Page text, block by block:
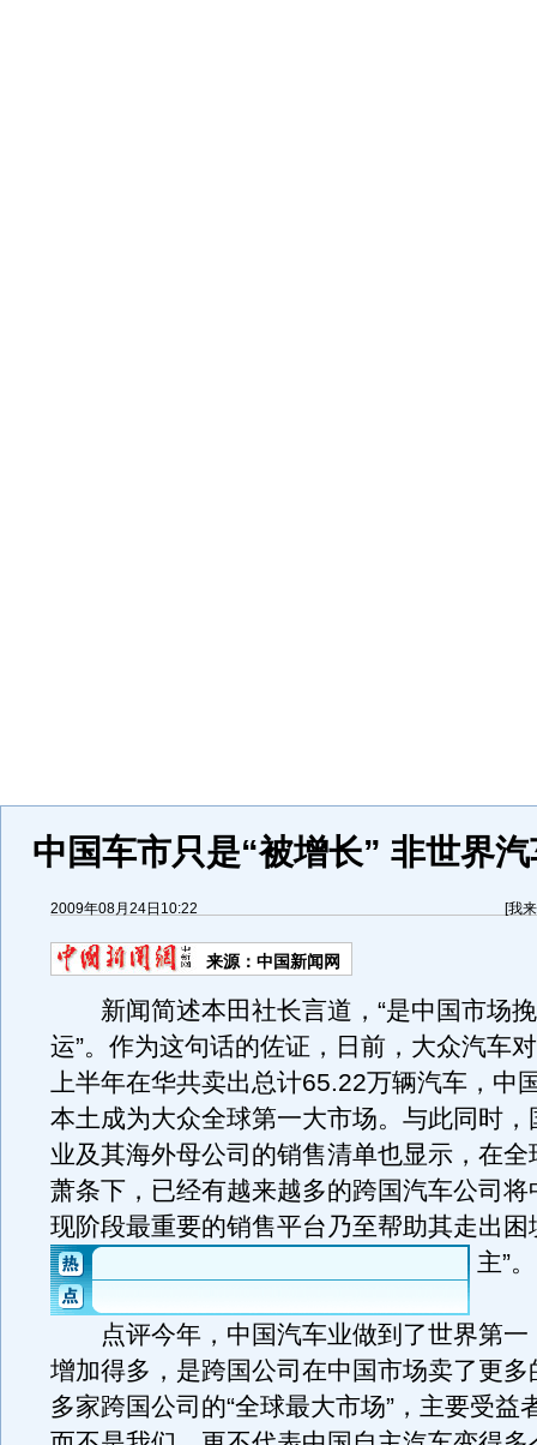
中国车市只是“被增长” 非世界
2009年08月24日10:22 [我
来源： 中国新闻网
新闻简述本田社长言道，“是中国市场
运”。作为这句话的佐证，日前，大众汽车
上半年在华共卖出总计65.22万辆汽车，中
本土成为大众全球第一大市场。与此同时，
业及其海外母公司的销售清单也显示，在全
萧条下，已经有越来越多的跨国汽车公司将
现阶段最重要的销售平台乃至帮助其走出困
主”。
点评今年，中国汽车业做到了世界第一
增加得多，是跨国公司在中国市场卖了更多
多家跨国公司的“全球最大市场”，主要受益